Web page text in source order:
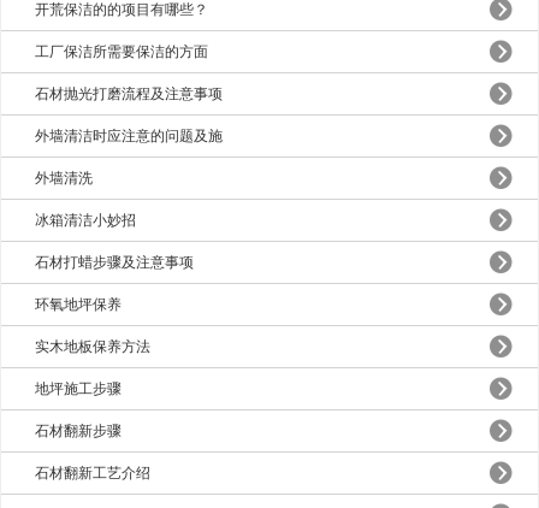
开荒保洁的的项目有哪些？
工厂保洁所需要保洁的方面
石材抛光打磨流程及注意事项
外墙清洁时应注意的问题及施
外墙清洗
冰箱清洁小妙招
石材打蜡步骤及注意事项
环氧地坪保养
实木地板保养方法
地坪施工步骤
石材翻新步骤
石材翻新工艺介绍